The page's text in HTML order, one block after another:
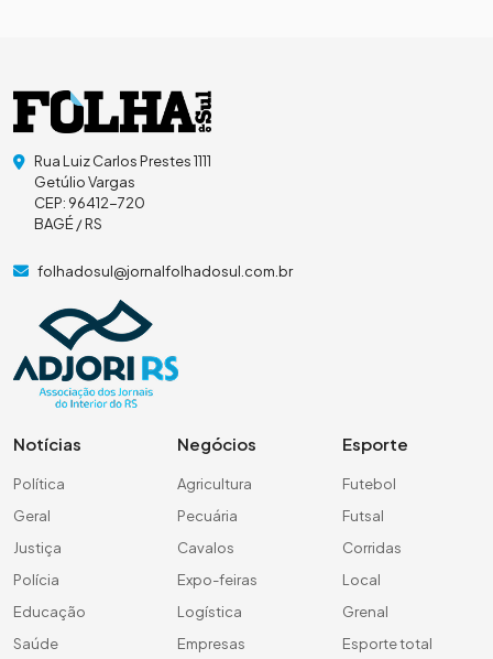
Rua Luiz Carlos Prestes 1111
Getúlio Vargas
CEP: 96412-720
BAGÉ / RS
folhadosul@jornalfolhadosul.com.br
Notícias
Política
Geral
Justiça
Polícia
Educação
Saúde
Negócios
Agricultura
Pecuária
Cavalos
Expo-feiras
Logística
Empresas
Esporte
Futebol
Futsal
Corridas
Local
Grenal
Esporte total